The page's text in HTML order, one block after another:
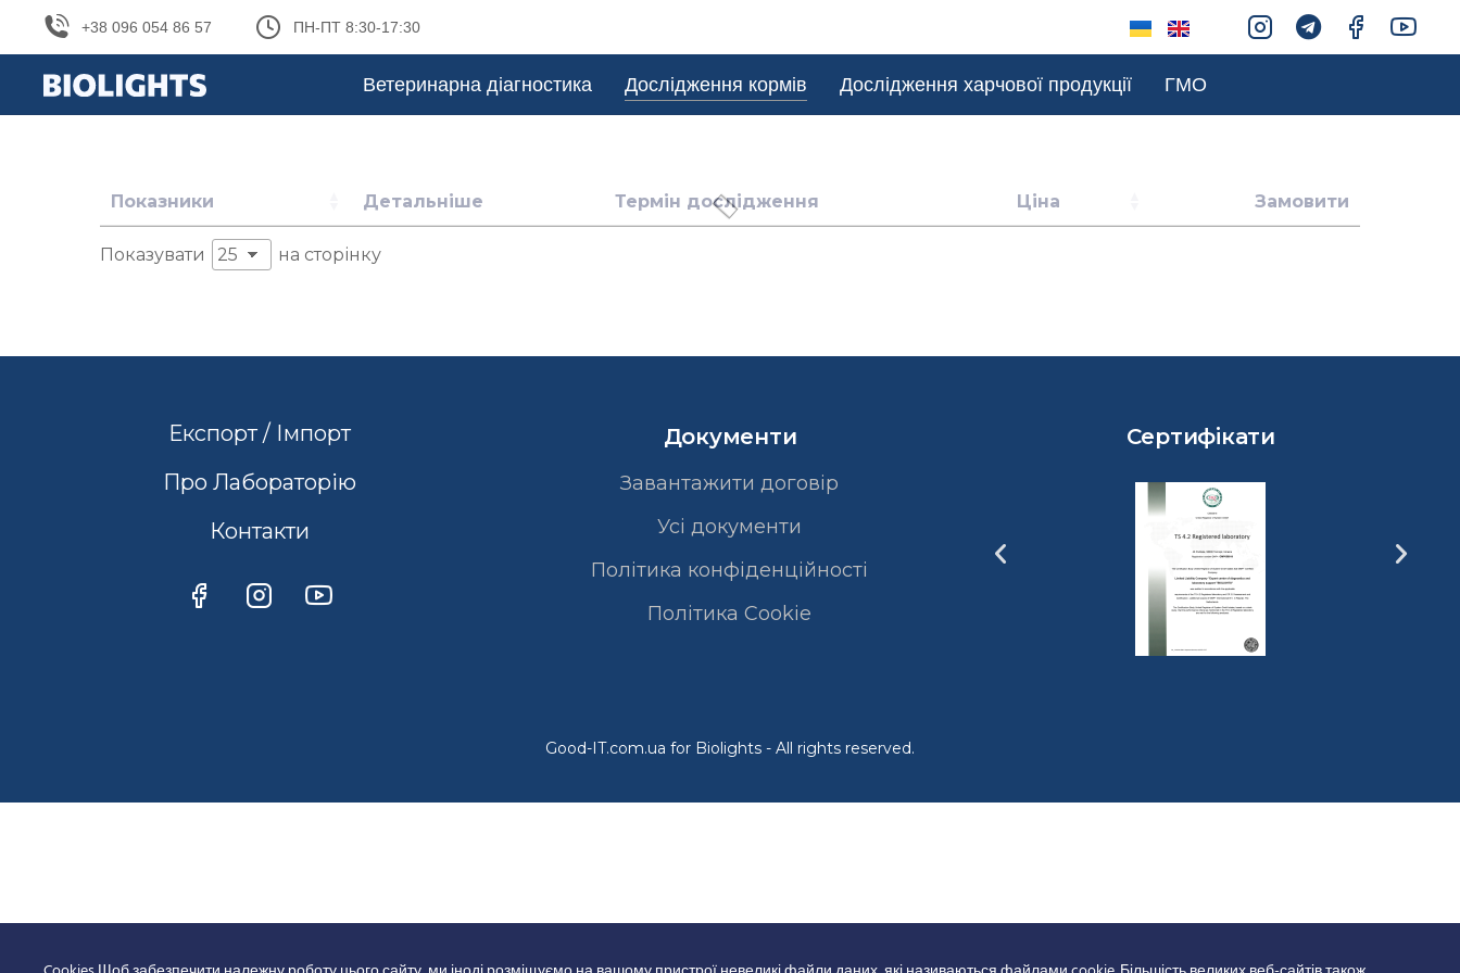
+38 096 054 86 57 ПН-ПТ 8:30-17:30
Ветеринарна діагностика Дослідження кормів Дослідження харчової продукції ГМО
Показники Детальніше Термін дослідження Ціна Замовити
Показувати на сторінку
Експорт / Імпорт
Про Лабораторію
Контакти
Документи
Завантажити договір
Усі документи
Політика конфіденційності
Полiтика Cookie
Сертифікати
Good-IT.com.ua for Biolights - All rights reserved.